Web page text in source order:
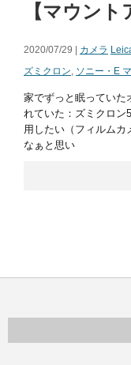
【マウント
2020/07/29 | カメラ
ズミクロン, ソニー・E
家でずっと眠っていた
れていた：ズミクロン
用したい（フィルムカ
なぁと思い